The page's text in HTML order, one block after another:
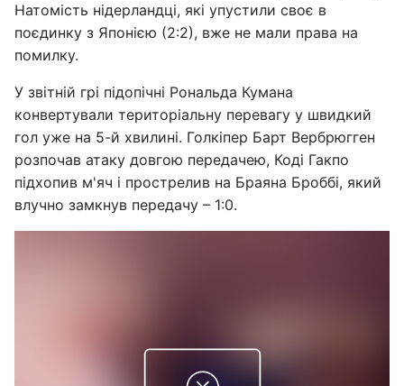
Натомість нідерландці, які упустили своє в
поєдинку з Японією (2:2), вже не мали права на
помилку.
У звітній грі підопічні Рональда Кумана
конвертували територіальну перевагу у швидкий
гол уже на 5-й хвилині. Голкіпер Барт Вербрюгген
розпочав атаку довгою передачею, Коді Гакпо
підхопив м'яч і прострелив на Браяна Броббі, який
влучно замкнув передачу – 1:0.